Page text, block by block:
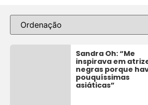
Sandra Oh: “Me
inspirava em
negras porque
pouquíssimas
asiáticas”